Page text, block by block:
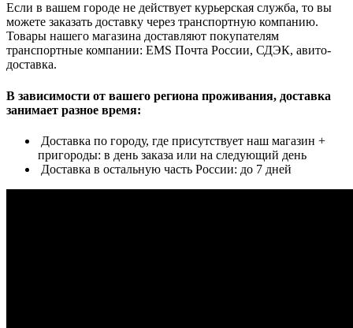
Если в вашем городе не действует курьерская служба, то вы
можете заказать доставку через транспортную компанию.
Товары нашего магазина доставляют покупателям
транспортные компании: EMS Почта России, СДЭК, авито-
доставка.
В зависимости от вашего региона проживания, доставка
занимает разное время:
Доставка по городу, где присутствует наш магазин +
пригороды: в день заказа или на следующий день
Доставка в остальную часть России: до 7 дней